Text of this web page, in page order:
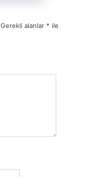
Gerekli alanlar * ile